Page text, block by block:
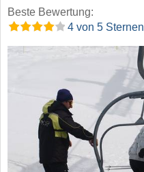
Beste Bewertung:
4 von 5 Sternen